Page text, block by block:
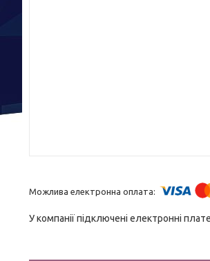
У компанії підключені електронні